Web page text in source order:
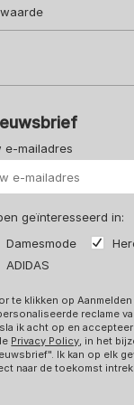
e-mailadres
geïnteresseerd in:
Damesmode
ADIDAS
te klikken op
reclame
ik acht op en
Privacy Policy, in het
Ik kan op elk
naar de toekomst